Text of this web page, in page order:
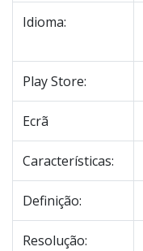
Idioma:
Play Store:
Ecrã
Características:
Definição:
Resolução: